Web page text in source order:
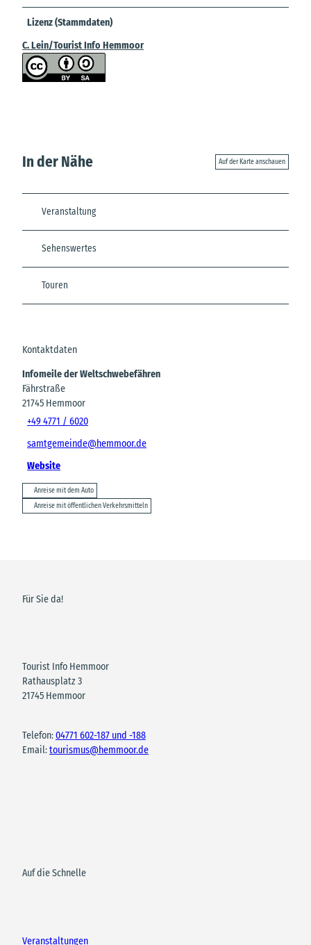
Lizenz (Stammdaten)
C. Lein/Tourist Info Hemmoor
In der Nähe Auf der Karte anschauen
Veranstaltung
Sehenswertes
Touren
Kontaktdaten
Infomeile der Weltschwebefähren
Fährstraße
21745 Hemmoor
+49 4771 / 6020
samtgemeinde@hemmoor.de
Website
Anreise mit dem Auto
Anreise mit öffentlichen Verkehrsmitteln
Für Sie da!
Tourist Info Hemmoor
Rathausplatz 3
21745 Hemmoor
Telefon:04771 602-187 und -188
Email:tourismus@hemmoor.de
Auf die Schnelle
Veranstaltungen